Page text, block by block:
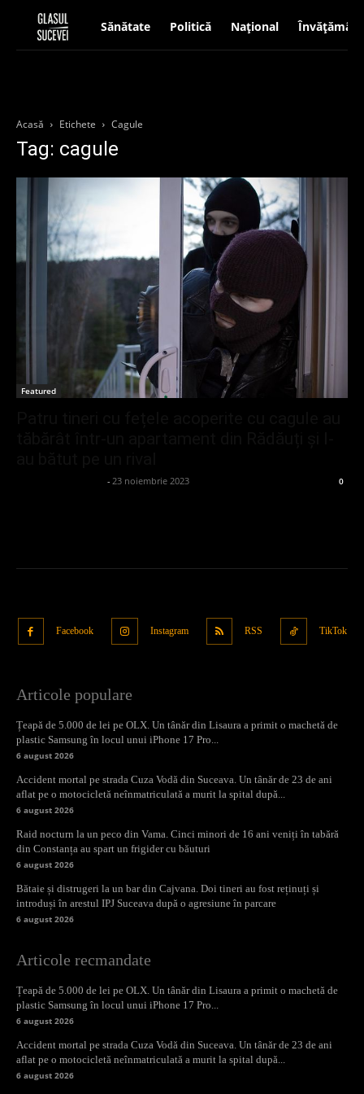
Sănătate Politică Național Învățământ
Acasă Etichete Cagule
Tag: cagule
Featured
- 23 noiembrie 2023 0
Facebook Instagram RSS TikTok
Articole populare
Țeapă de 5.000 de lei pe OLX. Un tânăr din Lisaura a primit o machetă de
plastic Samsung în locul unui iPhone 17 Pro...
6 august 2026
Accident mortal pe strada Cuza Vodă din Suceava. Un tânăr de 23 de ani
aflat pe o motocicletă neînmatriculată a murit la spital după...
6 august 2026
Raid nocturn la un peco din Vama. Cinci minori de 16 ani veniți în tabără
din Constanța au spart un frigider cu băuturi
6 august 2026
Bătaie și distrugeri la un bar din Cajvana. Doi tineri au fost reținuți și
introduși în arestul IPJ Suceava după o agresiune în parcare
6 august 2026
Articole recmandate
Țeapă de 5.000 de lei pe OLX. Un tânăr din Lisaura a primit o machetă de
plastic Samsung în locul unui iPhone 17 Pro...
6 august 2026
Accident mortal pe strada Cuza Vodă din Suceava. Un tânăr de 23 de ani
aflat pe o motocicletă neînmatriculată a murit la spital după...
6 august 2026